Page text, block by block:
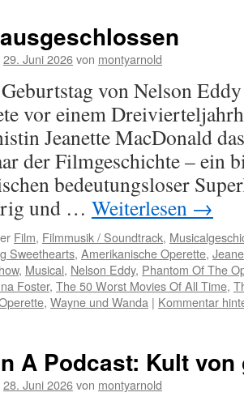
29. Juni 2026von montyarnold
von Nelson
vor einem
Jeanette MacDonald
der Filmgeschichte – ein
bedeutungsloser
und … Weiterlesen →
Film, Filmmusik / Soundtrack,
Sweethearts, Amerikanische Operette,
, Musical, Nelson Eddy, Phantom Of The
Foster, The 50 Worst Movies Of All Time,
, Wayne und Wanda | Kommentar
A Podcast: Kult von
28. Juni 2026von montyarnold